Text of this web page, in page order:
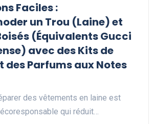
Faciles :
un Trou (Laine) et
(Équivalents Gucci
avec des Kits de
des Parfums aux Notes
des vêtements en laine est
qui réduit…